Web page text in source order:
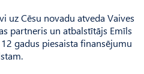
uz Cēsu novadu atveda Vaives
partneris un atbalstītājs Emīls
gadus piesaista finansējumu